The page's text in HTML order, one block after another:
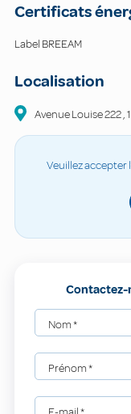
Certificats
Label BREEAM
Localisation
Avenue Louise222,
Veuillez accepter
Nom*
Prénom*